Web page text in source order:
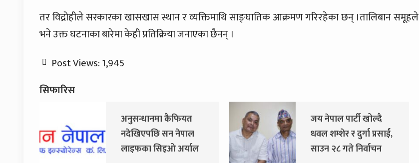
तर विद्रोहीले सरकारका खासखास स्थान र व्यक्तिमाथि साङ्घातिक आक्रमण गरिरहेका छन् ।तालिबान समूहले
भने उक्त घटनाका बारेमा केही प्रतिक्रिया जनाएका छैनन् ।
Post Views:1,945
सिफारिस
जय नेपाल पार्टी खोल्दै
धवल शम्शेर र दुर्गा प्रसाईं,
साउन २८ गते निर्वाचन
दुर्गा प्रसाईंलाई रिहा गर्न
अदालतको आदेश